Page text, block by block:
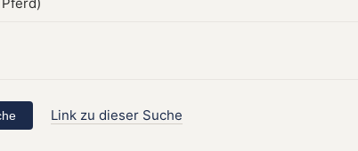
Link zu dieser Suche